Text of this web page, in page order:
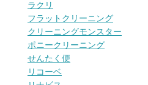
ラクリ
フラットクリーニング
クリーニングモンスター
ポニークリーニング
せんたく便
リコーベ